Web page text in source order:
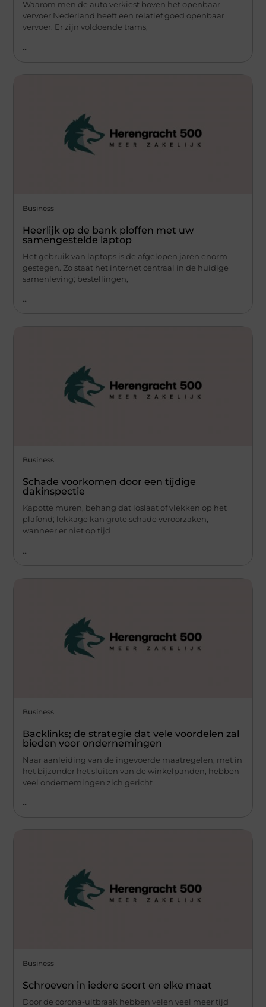
Waarom men de auto verkiest boven het openbaar
vervoer Nederland heeft een relatief goed openbaar
vervoer. Er zijn voldoende trams,
Business
Heerlijk op de bank ploffen met uw
samengestelde laptop
Het gebruik van laptops is de afgelopen jaren enorm
gestegen. Zo staat het internet centraal in de huidige
samenleving; bestellingen,
Business
Schade voorkomen door een tijdige
dakinspectie
Kapotte muren, behang dat loslaat of vlekken op het
plafond; lekkage kan grote schade veroorzaken,
wanneer er niet op tijd
Business
Backlinks; de strategie dat vele voordelen zal
bieden voor ondernemingen
Naar aanleiding van de ingevoerde maatregelen, met in
het bijzonder het sluiten van de winkelpanden, hebben
veel ondernemingen zich gericht
Business
Schroeven in iedere soort en elke maat
Door de corona-uitbraak hebben velen veel meer tijd